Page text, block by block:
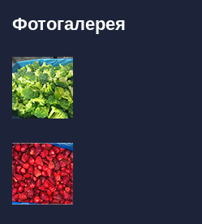
Фотогалерея